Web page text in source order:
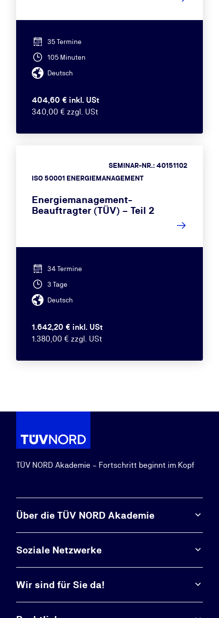
35 Termine
105 Minuten
Deutsch
404,60 € inkl. USt
340,00 € zzgl. USt
ISO 50001 ENERGIEMANAGEMENT
SEMINAR-NR.: 40151102
Energiemanagement-
Beauftragter (TÜV) – Teil 2
34 Termine
3 Tage
Deutsch
1.642,20 € inkl. USt
1.380,00 € zzgl. USt
TÜV NORD Akademie – Fortschritt beginnt im Kopf
Über die TÜV NORD Akademie
Soziale Netzwerke
Wir sind für Sie da!